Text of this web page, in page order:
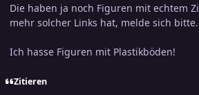
Die haben ja noch Figuren mit echtem
mehr solcher Links hat, melde sich bitte.
Ich hasse Figuren mit Plastikböden!
Zitieren